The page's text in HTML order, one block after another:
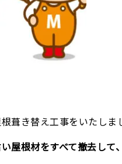
葺き替え工事をいたしま
屋根材をすべて撤去して